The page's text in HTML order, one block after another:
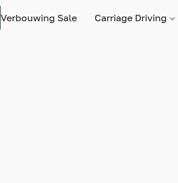
Verbouwing Sale Carriage Driving